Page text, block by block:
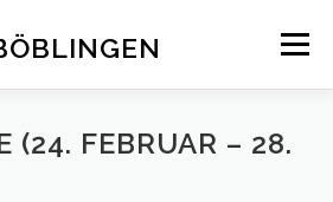
Menü
(24. FEBRUAR – 28.